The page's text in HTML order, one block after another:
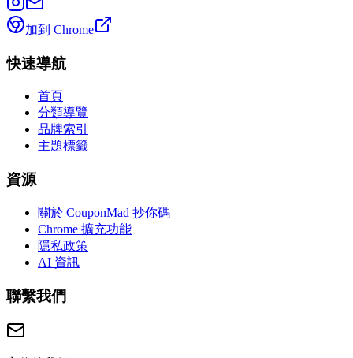
加到 Chrome
快速導航
首頁
分類導覽
品牌索引
主題標籤
資源
關於 CouponMad 抄你碼
Chrome 擴充功能
隱私政策
AI 資訊
聯繫我們